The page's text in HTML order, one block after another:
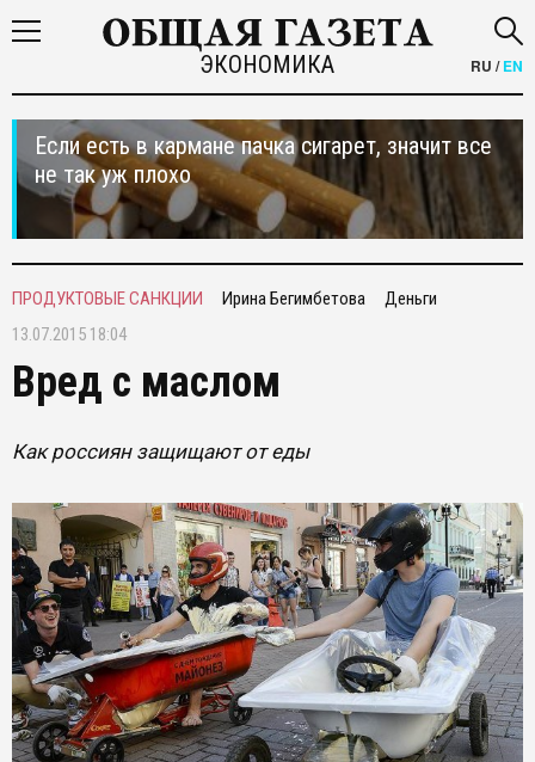
ЭКОНОМИКА RU /EN
Если есть в кармане пачка сигарет, значит все
не так уж плохо
ПРОДУКТОВЫЕ САНКЦИИ Ирина Бегимбетова
Деньги
13.07.2015 18:04
Вред с маслом
Как россиян защищают от еды